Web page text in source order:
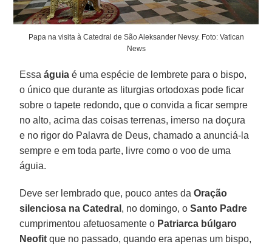
Papa na visita à Catedral de São Aleksander Nevsy. Foto: Vatican
News
Essaáguia é uma espécie de lembrete para o bispo,
o único que durante as liturgias ortodoxas pode ficar
sobre o tapete redondo, que o convida a ficar sempre
no alto, acima das coisas terrenas, imerso na doçura
e no rigor do Palavra de Deus, chamado a anunciá-la
sempre e em toda parte, livre como o voo de uma
águia.
Deve ser lembrado que, pouco antes daOração
silenciosa na Catedral , no domingo, oSanto Padre
cumprimentou afetuosamente o Patriarca búlgaro
Neofit que no passado, quando era apenas um bispo,